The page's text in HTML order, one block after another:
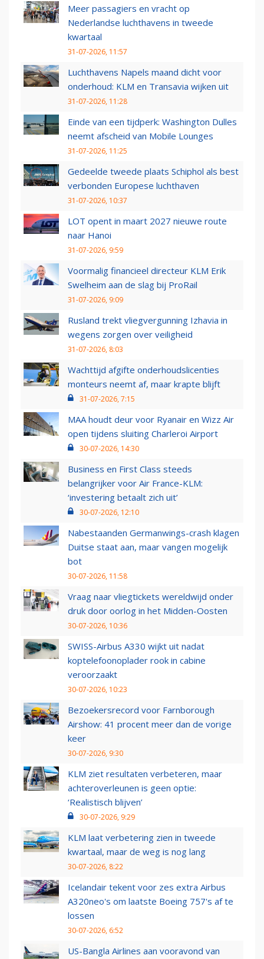
Meer passagiers en vracht op
Nederlandse luchthavens in tweede
kwartaal
31-07-2026, 11:57
Luchthavens Napels maand dicht voor
onderhoud: KLM en Transavia wijken uit
31-07-2026, 11:28
Einde van een tijdperk: Washington Dulles
neemt afscheid van Mobile Lounges
31-07-2026, 11:25
Gedeelde tweede plaats Schiphol als best
verbonden Europese luchthaven
31-07-2026, 10:37
LOT opent in maart 2027 nieuwe route
naar Hanoi
31-07-2026, 9:59
Voormalig financieel directeur KLM Erik
Swelheim aan de slag bij ProRail
31-07-2026, 9:09
Rusland trekt vliegvergunning Izhavia in
wegens zorgen over veiligheid
31-07-2026, 8:03
Wachttijd afgifte onderhoudslicenties
monteurs neemt af, maar krapte blijft
31-07-2026, 7:15
MAA houdt deur voor Ryanair en Wizz Air
open tijdens sluiting Charleroi Airport
30-07-2026, 14:30
Business en First Class steeds
belangrijker voor Air France-KLM:
‘investering betaalt zich uit’
30-07-2026, 12:10
Nabestaanden Germanwings-crash klagen
Duitse staat aan, maar vangen mogelijk
bot
30-07-2026, 11:58
Vraag naar vliegtickets wereldwijd onder
druk door oorlog in het Midden-Oosten
30-07-2026, 10:36
SWISS-Airbus A330 wijkt uit nadat
koptelefoonoplader rook in cabine
veroorzaakt
30-07-2026, 10:23
Bezoekersrecord voor Farnborough
Airshow: 41 procent meer dan de vorige
keer
30-07-2026, 9:30
KLM ziet resultaten verbeteren, maar
achteroverleunen is geen optie:
‘Realistisch blijven’
30-07-2026, 9:29
KLM laat verbetering zien in tweede
kwartaal, maar de weg is nog lang
30-07-2026, 8:22
Icelandair tekent voor zes extra Airbus
A320neo's om laatste Boeing 757's af te
lossen
30-07-2026, 6:52
US-Bangla Airlines aan vooravond van